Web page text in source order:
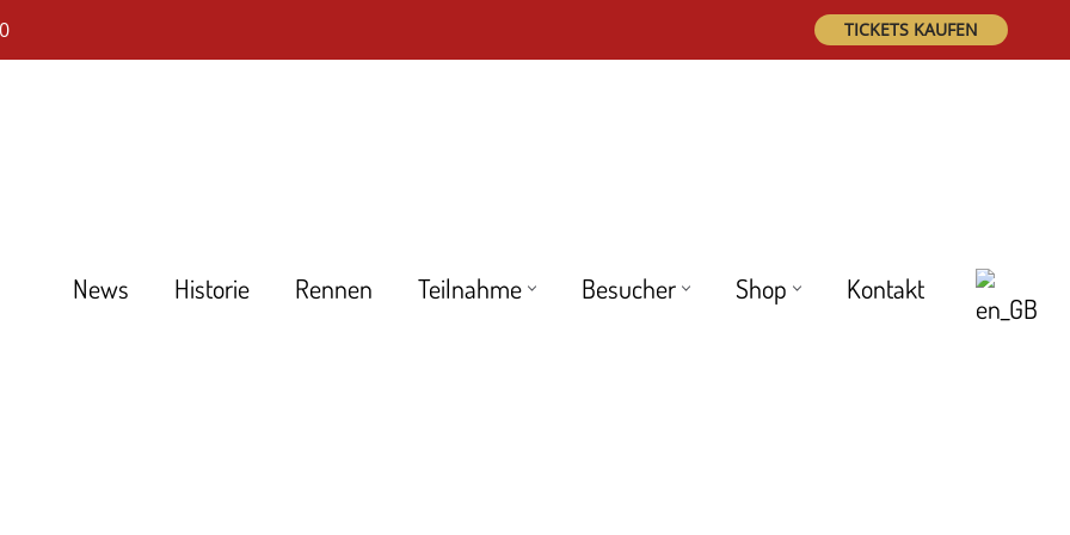
TICKETS KAUFEN
News Historie Rennen Teilnahme Besucher Shop Kontakt